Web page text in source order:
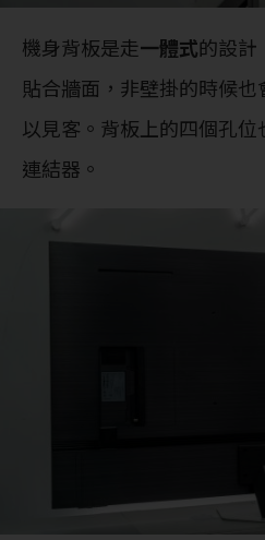
機身背板是走一體式的設計
貼合牆面，非壁掛的時候
以見客。背板上的四個孔位
連結器。